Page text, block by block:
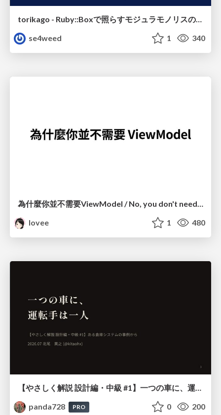
torikago - Ruby::Boxで照らすモジュラモノリスの実行境界
se4weed
1 340
lovee
1 480
【やさしく解説 設計編・中級 #1】一つの車に、運転手は一人 ～ある倉庫システムの事例から～
panda728
PRO 0 200